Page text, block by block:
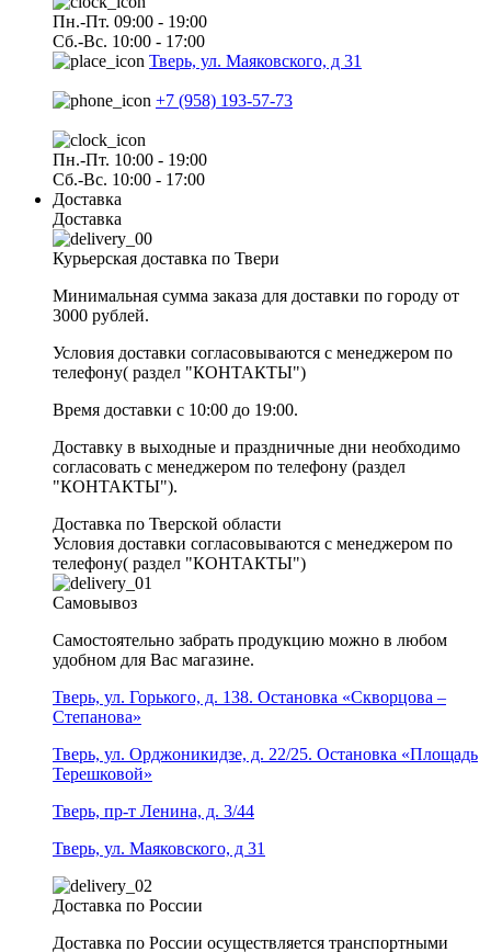
Пн.-Пт. 09:00 - 19:00
Сб.-Вс. 10:00 - 17:00
Тверь, ул. Маяковского, д 31
+7 (958) 193-57-73
Пн.-Пт. 10:00 - 19:00
Сб.-Вс. 10:00 - 17:00
Доставка
Доставка
Курьерская доставка по Твери
Минимальная сумма заказа для доставки по городу от
3000 рублей.
Условия доставки согласовываются с менеджером по
телефону( раздел "КОНТАКТЫ")
Время доставки с 10:00 до 19:00.
Доставку в выходные и праздничные дни необходимо
согласовать с менеджером по телефону (раздел
"КОНТАКТЫ").
Доставка по Тверской области
Условия доставки согласовываются с менеджером по
телефону( раздел "КОНТАКТЫ")
Самовывоз
Самостоятельно забрать продукцию можно в любом
удобном для Вас магазине.
Тверь, ул. Горького, д. 138. Остановка «Скворцова –
Степанова»
Тверь, ул. Орджоникидзе, д. 22/25. Остановка «Площадь
Терешковой»
Тверь, пр-т Ленина, д. 3/44
Тверь, ул. Маяковского, д 31
Доставка по России
Доставка по России осуществляется транспортными